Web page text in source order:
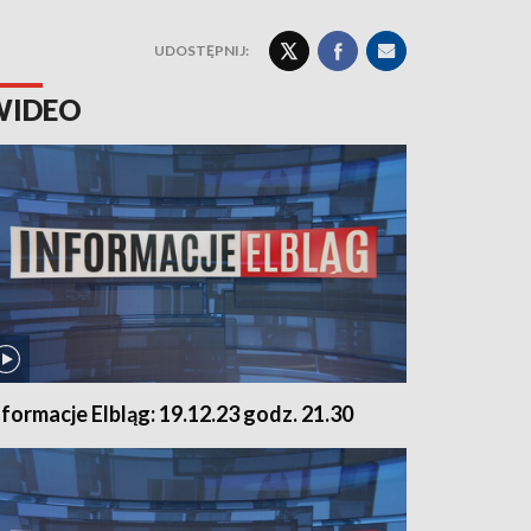
UDOSTĘPNIJ:
Elbląg: 19.12.23 godz. 21.30